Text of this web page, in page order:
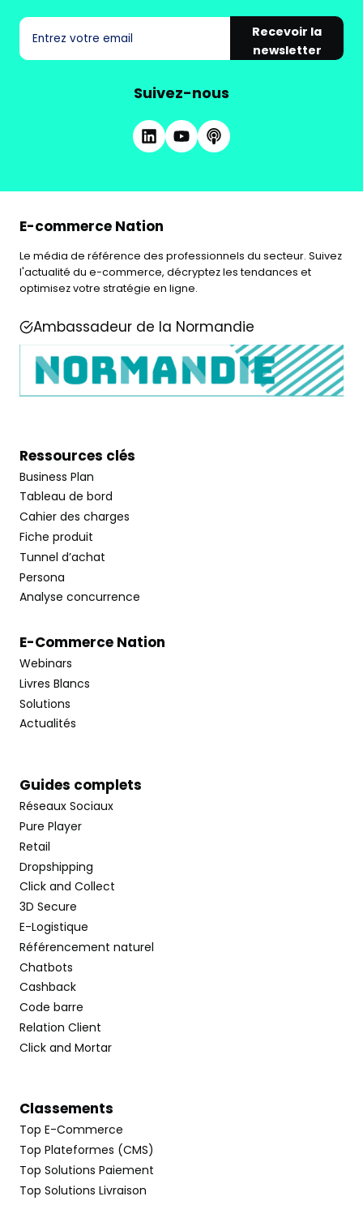
Recevoir la
newsletter
Suivez-nous
E-commerce Nation
Le média de référence des professionnels du secteur. Suivez
l'actualité du e-commerce, décryptez les tendances et
optimisez votre stratégie en ligne.
Ambassadeur de la Normandie
Ressources clés
Business Plan
Tableau de bord
Cahier des charges
Fiche produit
Tunnel d’achat
Persona
Analyse concurrence
E-Commerce Nation
Webinars
Livres Blancs
Solutions
Actualités
Guides complets
Réseaux Sociaux
Pure Player
Retail
Dropshipping
Click and Collect
3D Secure
E-Logistique
Référencement naturel
Chatbots
Cashback
Code barre
Relation Client
Click and Mortar
Classements
Top E-Commerce
Top Plateformes (CMS)
Top Solutions Paiement
Top Solutions Livraison